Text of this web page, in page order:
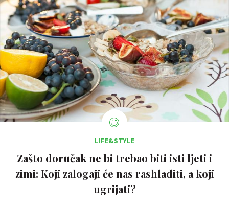
LIFE&STYLE
Zašto doručak ne bi trebao biti isti ljeti i
zimi: Koji zalogaji će nas rashladiti, a koji
ugrijati?